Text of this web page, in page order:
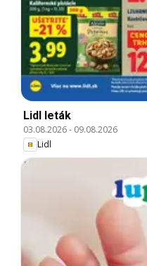
Lidl leták
03.08.2026- 09.08.2026
Lidl